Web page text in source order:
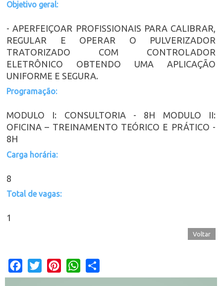
Objetivo geral:
- APERFEIÇOAR PROFISSIONAIS PARA CALIBRAR,
REGULAR E OPERAR O PULVERIZADOR
TRATORIZADO COM CONTROLADOR
ELETRÔNICO OBTENDO UMA APLICAÇÃO
UNIFORME E SEGURA.
Programação:
MODULO I: CONSULTORIA - 8H MODULO II:
OFICINA – TREINAMENTO TEÓRICO E PRÁTICO -
8H
Carga horária:
8
Total de vagas:
1
Voltar
Facebook
Twitter PinterestWhatsApp